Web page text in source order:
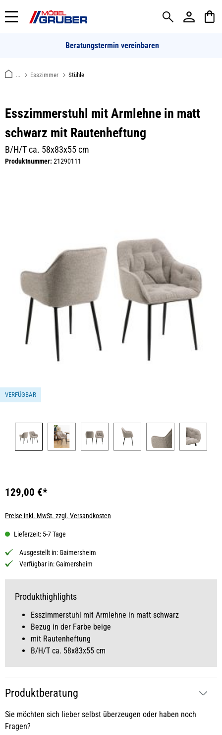
springen
Beratungstermin vereinbaren
... Esszimmer Stühle
Esszimmerstuhl mit Armlehne in matt
schwarz mit Rautenheftung
B/H/T ca. 58x83x55 cm
Produktnummer: 21290111
VERFÜGBAR
Produkthighlights
Esszimmerstuhl mit Armlehne in matt schwarz
Bezug in der Farbe beige
mit Rautenheftung
B/H/T ca. 58x83x55 cm
129,00 €*
Preise inkl. MwSt. zzgl. Versandkosten
Lieferzeit: 5-7 Tage
Ausgestellt in:Gaimersheim
Verfügbar in:Gaimersheim
Produktberatung
Sie möchten sich lieber selbst überzeugen oder haben noch
Fragen?